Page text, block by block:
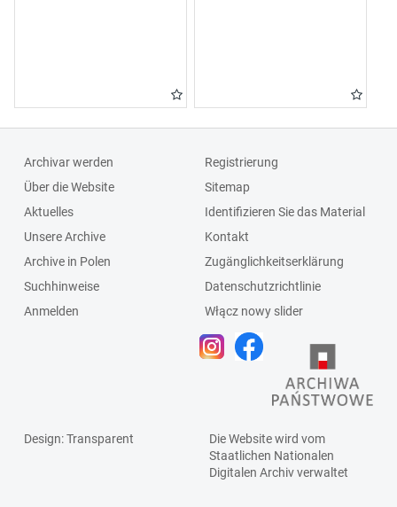
Archivar werden
Über die Website
Aktuelles
Unsere Archive
Archive in Polen
Suchhinweise
Anmelden
Registrierung
Sitemap
Identifizieren Sie das Material
Kontakt
Zugänglichkeitserklärung
Datenschutzrichtlinie
Włącz nowy slider
Design: Transparent
Die Website wird vom
Staatlichen Nationalen
Digitalen Archivverwaltet